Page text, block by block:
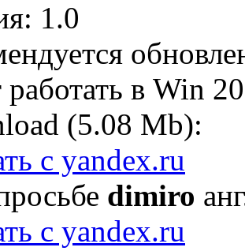
1.0
работать в Win
(5.08 Mb):
с yandex.ru
dimiro
с yandex.ru